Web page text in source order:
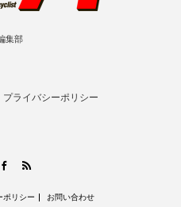
集部
プライバシーポリシー
Facebook
ポリシー お問い合わせ